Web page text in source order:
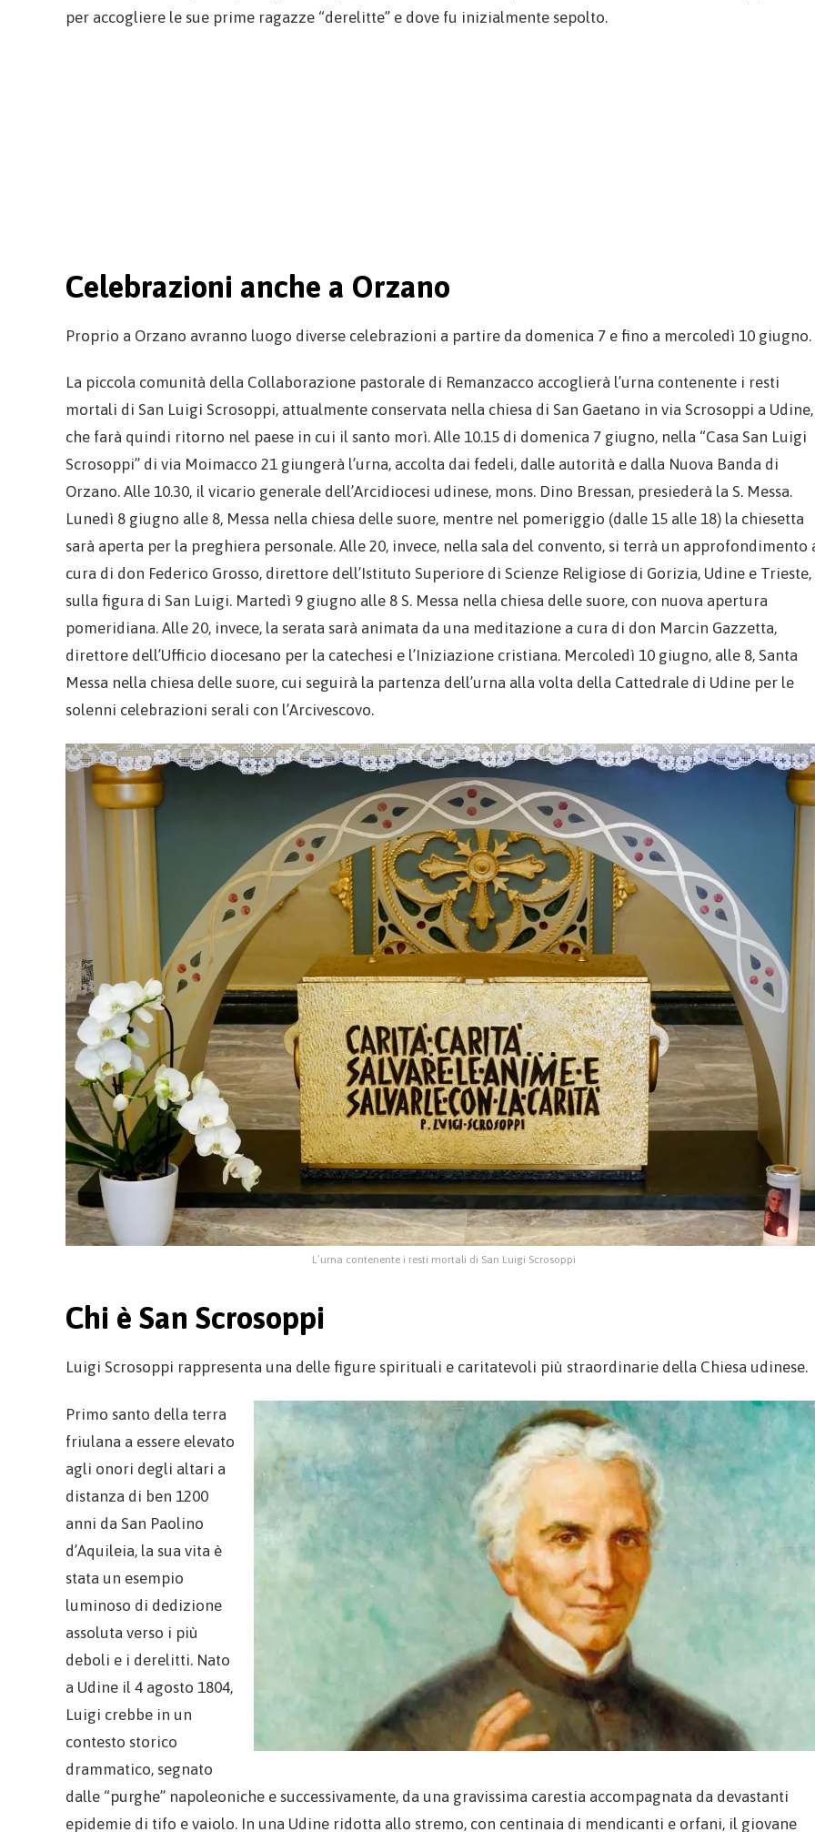
per accogliere le sue prime ragazze “derelitte” e dove fu inizialmente sepolto.
Celebrazioni anche a Orzano
Proprio a Orzano avranno luogo diverse celebrazioni a partire da domenica 7 e fino a mercoledì 10 giugno.
La piccola comunità della Collaborazione pastorale di Remanzacco accoglierà l’urna contenente i resti
mortali di San Luigi Scrosoppi, attualmente conservata nella chiesa di San Gaetano in via Scrosoppi a Udine,
che farà quindi ritorno nel paese in cui il santo morì. Alle 10.15 di domenica 7 giugno, nella “Casa San Luigi
Scrosoppi” di via Moimacco 21 giungerà l’urna, accolta dai fedeli, dalle autorità e dalla Nuova Banda di
Orzano. Alle 10.30, il vicario generale dell’Arcidiocesi udinese, mons. Dino Bressan, presiederà la S. Messa.
Lunedì 8 giugno alle 8, Messa nella chiesa delle suore, mentre nel pomeriggio (dalle 15 alle 18) la chiesetta
sarà aperta per la preghiera personale. Alle 20, invece, nella sala del convento, si terrà un approfondimento
cura di don Federico Grosso, direttore dell’Istituto Superiore di Scienze Religiose di Gorizia, Udine e Trieste,
sulla figura di San Luigi. Martedì 9 giugno alle 8 S. Messa nella chiesa delle suore, con nuova apertura
pomeridiana. Alle 20, invece, la serata sarà animata da una meditazione a cura di don Marcin Gazzetta,
direttore dell’Ufficio diocesano per la catechesi e l’Iniziazione cristiana. Mercoledì 10 giugno, alle 8, Santa
Messa nella chiesa delle suore, cui seguirà la partenza dell’urna alla volta della Cattedrale di Udine per le
solenni celebrazioni serali con l’Arcivescovo.
L’urna contenente i resti mortali di San Luigi Scrosoppi
Chi è San Scrosoppi
Luigi Scrosoppi rappresenta una delle figure spirituali e caritatevoli più straordinarie della Chiesa udinese.
Primo santo della terra
friulana a essere elevato
agli onori degli altari a
distanza di ben 1200
anni da San Paolino
d’Aquileia, la sua vita è
stata un esempio
luminoso di dedizione
assoluta verso i più
deboli e i derelitti. Nato
a Udine il 4 agosto 1804,
Luigi crebbe in un
contesto storico
drammatico, segnato
dalle “purghe” napoleoniche e successivamente, da una gravissima carestia accompagnata da devastanti
epidemie di tifo e vaiolo. In una Udine ridotta allo stremo, con centinaia di mendicanti e orfani, il giovane